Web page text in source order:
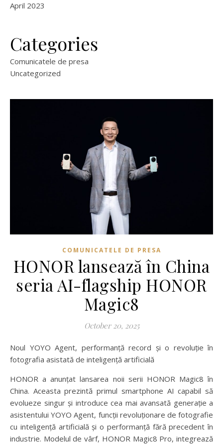
April 2023
Categories
Comunicatele de presa
Uncategorized
COMUNICATELE DE PRESA
HONOR lansează în China
seria AI-flagship HONOR
Magic8
October 20, 2025
Noul YOYO Agent, performanță record și o revoluție în
fotografia asistată de inteligență artificială
HONOR a anunțat lansarea noii serii HONOR Magic8 în
China. Aceasta prezintă primul smartphone AI capabil să
evolueze singur și introduce cea mai avansată generație a
asistentului YOYO Agent, funcții revoluționare de fotografie
cu inteligență artificială și o performanță fără precedent în
industrie. Modelul de vârf, HONOR Magic8 Pro, integrează